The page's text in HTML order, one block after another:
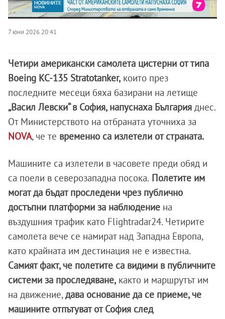
7 юни 2026 20:41
Четири американски самолета цистерни от типа
Boeing KC-135 Stratotanker, които през
последните месеци бяха базирани на летище
„Васил Левски“ в София, напуснаха България днес.
От Министерството на отбраната уточниха за
NOVA, че те временно са излетели от страната.
Машините са излетели в часовете преди обяд и
са поели в северозападна посока. Полетите им
могат да бъдат проследени чрез публично
достъпни платформи за наблюдение на
въздушния трафик като Flightradar24. Четирите
самолета вече се намират над Западна Европа,
като крайната им дестинация не е известна.
Самият факт, че полетите са видими в публичните
системи за проследяване, както и маршрутът им
на движение,дава основание да се приеме, че
машините отпътуват от София след